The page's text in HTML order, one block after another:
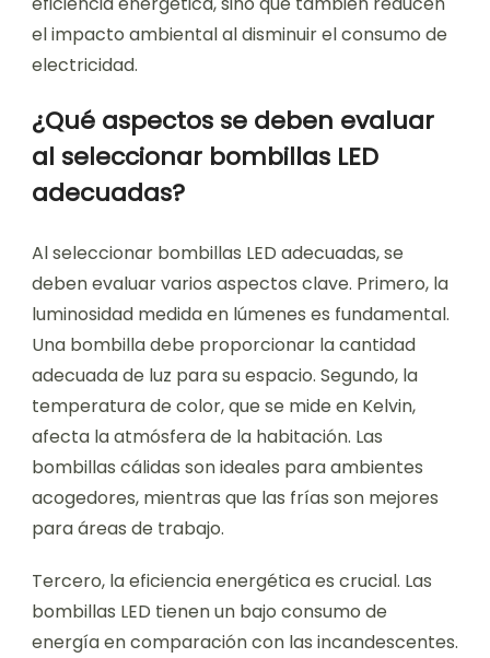
el impacto ambiental al disminuir el consumo de
electricidad.
¿Qué aspectos se deben evaluar
al seleccionar bombillas LED
adecuadas?
Al seleccionar bombillas LED adecuadas, se
deben evaluar varios aspectos clave. Primero, la
luminosidad medida en lúmenes es fundamental.
Una bombilla debe proporcionar la cantidad
adecuada de luz para su espacio. Segundo, la
temperatura de color, que se mide en Kelvin,
afecta la atmósfera de la habitación. Las
bombillas cálidas son ideales para ambientes
acogedores, mientras que las frías son mejores
para áreas de trabajo.
Tercero, la eficiencia energética es crucial. Las
bombillas LED tienen un bajo consumo de
energía en comparación con las incandescentes.